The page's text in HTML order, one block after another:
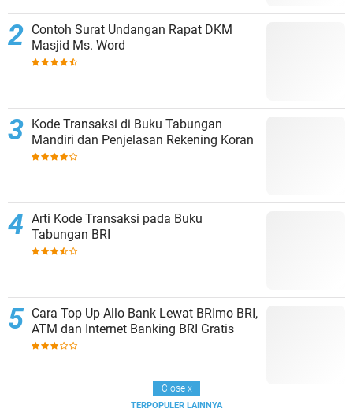
Contoh Surat Undangan Rapat DKM
Masjid Ms. Word
Kode Transaksi di Buku Tabungan
Mandiri dan Penjelasan Rekening Koran
Arti Kode Transaksi pada Buku
Tabungan BRI
Cara Top Up Allo Bank Lewat BRImo BRI,
ATM dan Internet Banking BRI Gratis
TERPOPULER LAINNYA
Close x